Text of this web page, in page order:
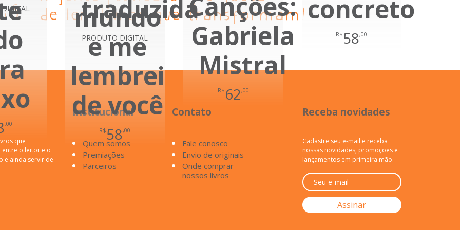
Gabriela
Mistral
R$ 62,00
,00
mundo
e me
lembrei
de você
R$ 58,00
traduzida
PRODUTO DIGITAL
concreto
R$ 58,00
que
entre o leitor e o
e ainda servir de
Institucional
Quem somos
Premiações
Parceiros
Contato
Fale conosco
Envio de originais
Onde comprar
nossos livros
Receba novidades
Cadastre seu e-mail e receba
nossas novidades, promoções e
lançamentos em primeira mão.